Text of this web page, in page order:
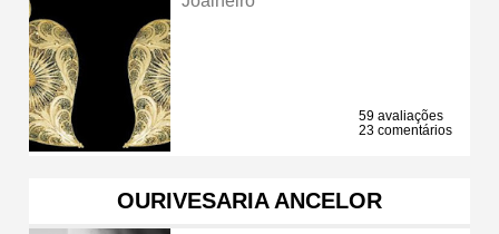
59 avaliações
23 comentários
OURIVESARIA ANCELOR